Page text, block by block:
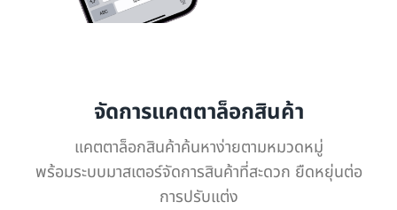
จัดการแคตตาล็อกสินค้า
แคตตาล็อกสินค้าค้นหาง่ายตามหมวดหมู่
พร้อมระบบมาสเตอร์จัดการสินค้าที่สะดวก ยืดหยุ่นต่อ
การปรับแต่ง